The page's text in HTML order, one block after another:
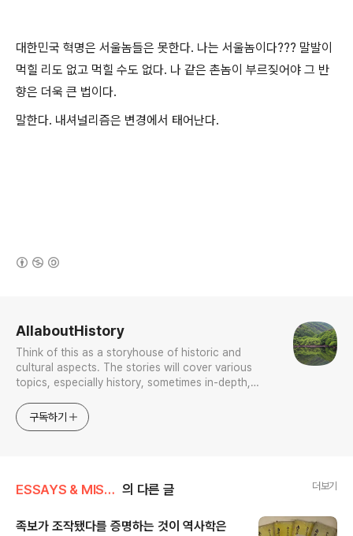
대한민국 혁명은 서울놈들은 못한다. 나는 서울놈이다??? 말발이
먹힐 리도 없고 먹힐 수도 없다. 나 같은 촌놈이 부르짖어야 그 반
향은 더욱 큰 법이다.
말한다. 내셔널리즘은 변경에서 태어난다.
AllaboutHistory
Think of this as a storyhouse of historic and
cultural aspects. The stories will cover various
topics, especially history, sometimes in-depth,
approach will be to resist any common sense or
generalized viewpoint
구독하기
ESSAYS & MISCELLANIES 의 다른 글 더보기
족보가 조작됐다를 증명하는 것이 역사학은